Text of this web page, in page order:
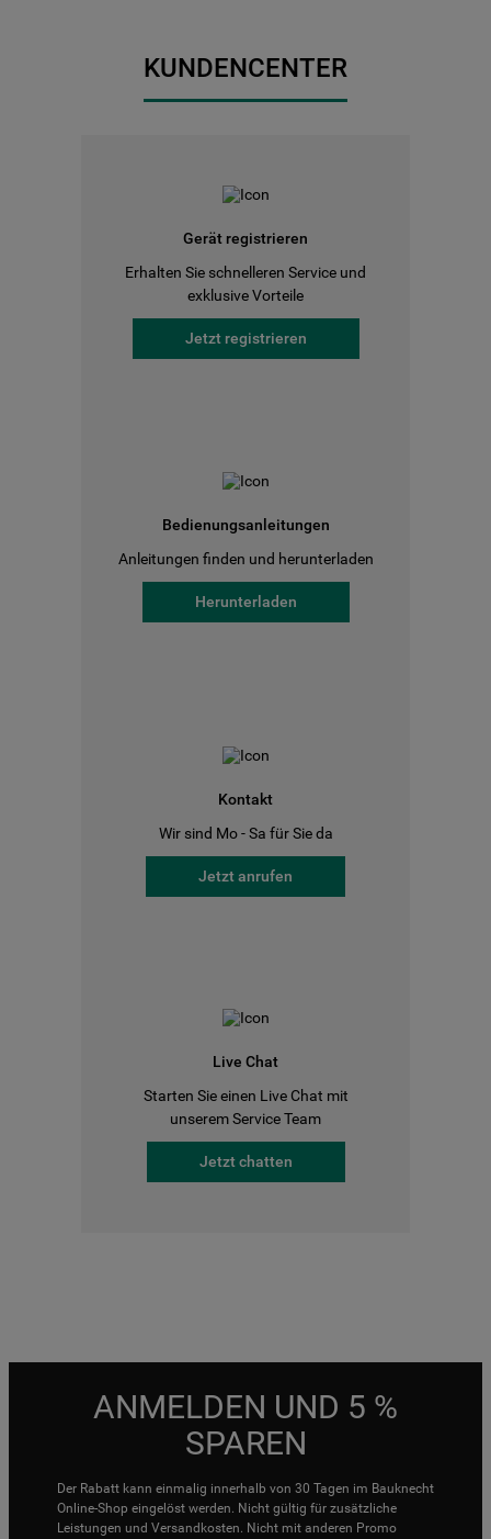
KUNDENCENTER
Gerät registrieren
Erhalten Sie schnelleren Service und
exklusive Vorteile
Jetzt registrieren
Bedienungsanleitungen
Anleitungen finden und herunterladen
Herunterladen
Kontakt
Wir sind Mo - Sa für Sie da
Jetzt anrufen
Live Chat
Starten Sie einen Live Chat mit
unserem Service Team
Jetzt chatten
ANMELDEN UND 5 %
SPAREN
Der Rabatt kann einmalig innerhalb von 30 Tagen im Bauknecht
Online-Shop eingelöst werden. Nicht gültig für zusätzliche
Leistungen und Versandkosten. Nicht mit anderen Promo